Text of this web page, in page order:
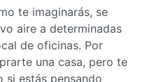
te imaginarás, se
aire a determinadas
de oficinas. Por
una casa, pero te
si estás pensando